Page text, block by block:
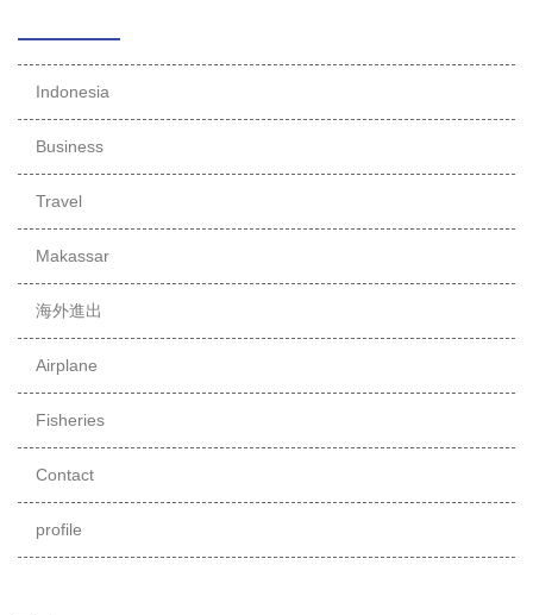
Indonesia
Business
Travel
Makassar
海外進出
Airplane
Fisheries
Contact
profile